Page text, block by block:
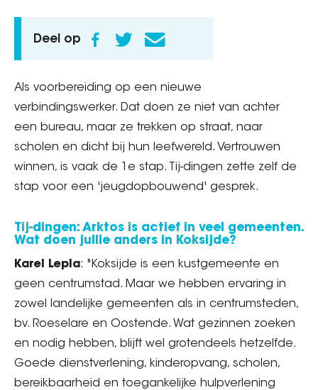
Deel op
Als voorbereiding op een nieuwe
verbindingswerker. Dat doen ze niet van achter
een bureau, maar ze trekken op straat, naar
scholen en dicht bij hun leefwereld. Vertrouwen
winnen, is vaak de 1e stap. Tij-dingen zette zelf de
stap voor een 'jeugdopbouwend' gesprek.
Tij-dingen: Arktos is actief in veel gemeenten.
Wat doen jullie anders in Koksijde?
Karel Lepla: "Koksijde is een kustgemeente en
geen centrumstad. Maar we hebben ervaring in
zowel landelijke gemeenten als in centrumsteden,
bv. Roeselare en Oostende. Wat gezinnen zoeken
en nodig hebben, blijft wel grotendeels hetzelfde.
Goede dienstverlening, kinderopvang, scholen,
bereikbaarheid en toegankelijke hulpverlening